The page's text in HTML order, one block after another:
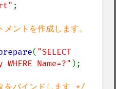
;
ントを作成します。
( "SELECT
Name=?" );